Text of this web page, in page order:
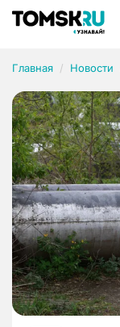
Главная Новости